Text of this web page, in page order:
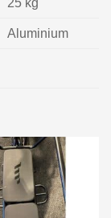
Aluminium